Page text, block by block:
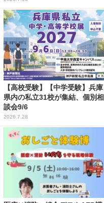
【高校受験】【中学受験】兵庫
県内の私立31校が集結、個別相
談会9/6
2026.7.28